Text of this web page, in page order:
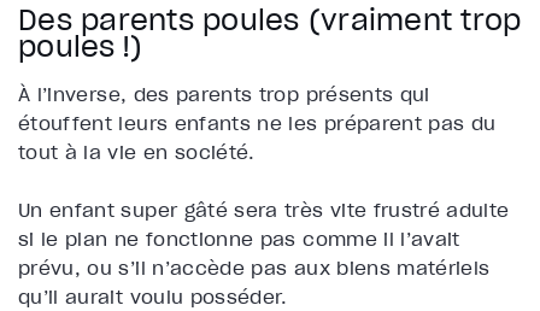
Des parents poules (vraiment trop
poules !)
À l’inverse, des parents trop présents qui
étouffent leurs enfants ne les préparent pas du
tout à la vie en société.
Un enfant super gâté sera très vite frustré adulte
si le plan ne fonctionne pas comme il l’avait
prévu, ou s’il n’accède pas aux biens matériels
qu’il aurait voulu posséder.